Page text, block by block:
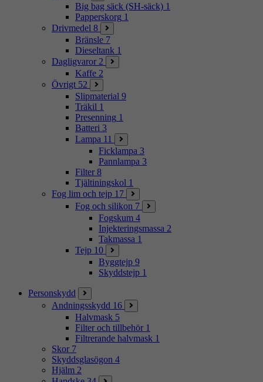
Big bag säck (SH-säck) 1
Papperskorg 1
Drivmedel 8
Bränsle 7
Dieseltank 1
Dagligvaror 2
Kaffe 2
Övrigt 52
Slipmaterial 9
Träkil 1
Presenning 1
Batteri 3
Lampa 11
Ficklampa 3
Pannlampa 3
Filter 8
Tjältiningskol 1
Fog lim och tejp 17
Fog och silikon 7
Fogskum 4
Injekteringsmassa 2
Takmassa 1
Tejp 10
Byggtejp 9
Skyddstejp 1
Personskydd
Andningsskydd 16
Halvmask 5
Filter och tillbehör 1
Filtrerande halvmask 1
Skor 7
Skyddsglasögon 4
Hjälm 2